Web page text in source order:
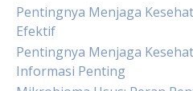
Pentingnya Menjaga
Efektif
Pentingnya Menjaga
Informasi Penting